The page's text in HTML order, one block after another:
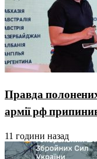
Правда
армії рф
11 години назад